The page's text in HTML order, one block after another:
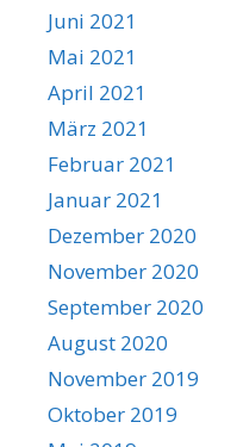
Juni 2021
Mai 2021
April 2021
März 2021
Februar 2021
Januar 2021
Dezember 2020
November 2020
September 2020
August 2020
November 2019
Oktober 2019